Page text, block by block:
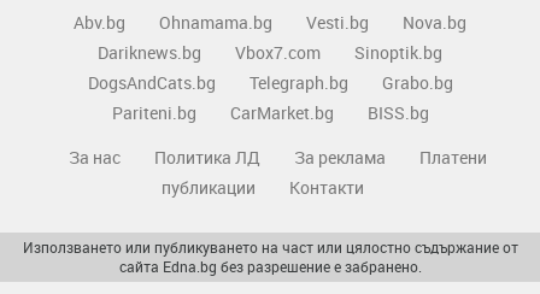
Abv.bg Ohnamama.bg Vesti.bg
Nova.bg
Dariknews.bg
Vbox7.com
Sinoptik.bg
DogsAndCats.bg
Telegraph.bg
Grabo.bg
Pariteni.bg
CarMarket.bg
BISS.bg
За нас
Политика ЛД За реклама
Платени
публикации
Контакти
Използването или публикуването на част или цялостно съдържание от
сайта Edna.bg без разрешение е забранено.